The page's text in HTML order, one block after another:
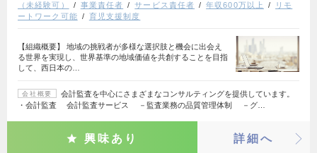
（未経験可）
事業責任者 サービス責任者 年収600万以上
リモ
ートワーク可能
育児支援制度
【組織概要】 地域の挑戦者が多様な選択肢と機会に出会え
る世界を実現し、世界基準の地域価値を共創することを目指
して、西日本の…
会社概要
会計監査を中心にさまざまなコンサルティングを提供しています。
・会計監査 会計監査サービス －監査業務の品質管理体制 －グ…
興味あり 詳細へ